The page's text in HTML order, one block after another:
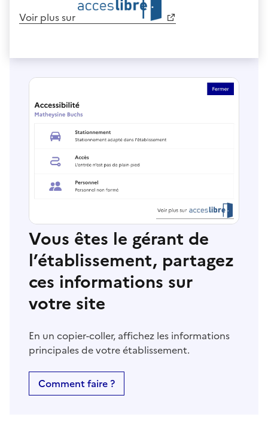
Voir plus sur
Vous êtes le gérant de
l’établissement, partagez
ces informations sur
votre site
En un copier-coller, affichez les informations
principales de votre établissement.
Comment faire ?